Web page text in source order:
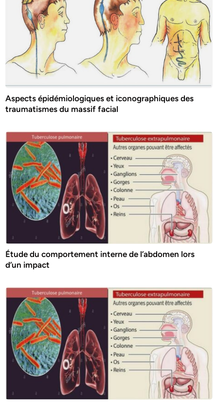
Aspects épidémiologiques et iconographiques des
traumatismes du massif facial
Étude du comportement interne de l’abdomen lors
d’un impact